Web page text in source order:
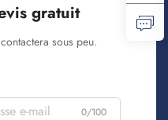
gratuit
sous peu.
0/100